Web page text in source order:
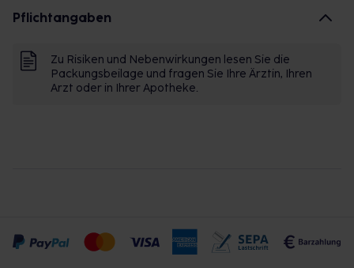
Pflichtangaben
Zu Risiken und Nebenwirkungen lesen Sie die
Packungsbeilage und fragen Sie Ihre Ärztin, Ihren
Arzt oder in Ihrer Apotheke.